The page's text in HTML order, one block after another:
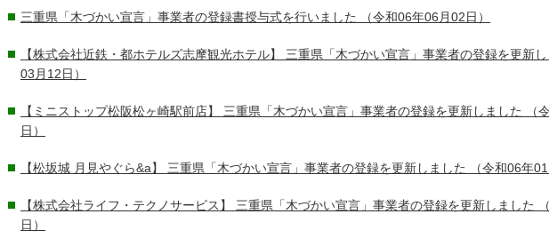
三重県「木づかい宣言」事業者の登録書授与式を行いました （令和06年06月02日）
【株式会社近鉄・都ホテルズ志摩観光ホテル】 三重県「木づかい宣言」事業者の登録を更新し
03月12日）
【ミニストップ松阪松ヶ崎駅前店】 三重県「木づかい宣言」事業者の登録を更新しました
（
日）
【松坂城 月見やぐら&a】 三重県「木づかい宣言」事業者の登録を更新しました （令和06年01
【株式会社ライフ・テクノサービス】 三重県「木づかい宣言」事業者の登録を更新しました
日）